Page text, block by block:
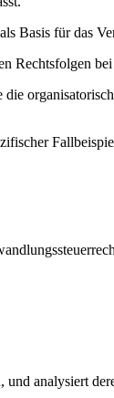
Basis für das
Rechtsfolgen
analysiert